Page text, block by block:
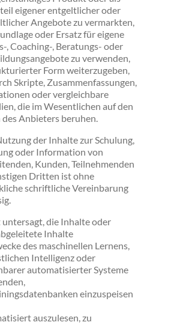
eigener entgeltlicher oder
Angebote zu vermarkten,
oder Ersatz für eigene
, Coaching-, Beratungs- oder
zu verwenden,
Form weiterzugeben,
Skripte, Zusammenfassungen,
oder vergleichbare
die im Wesentlichen auf den
Anbieters beruhen.
der Inhalte zur Schulung,
oder Information von
Kunden, Teilnehmenden
Dritten ist ohne
schriftliche Vereinbarung
untersagt, die Inhalte oder
Inhalte
des maschinellen Lernens,
Intelligenz oder
automatisierter Systeme
einzuspeisen
auszulesen, zu